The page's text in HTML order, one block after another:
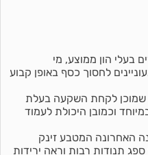
בעלי הון ממוצע, מי
לחסוך כסף באופן קבוע
שמוכן לקחת השקעה בעלת
וכמובן היכולת לעמוד
האחרונה המטבע זינק
ספג תנודות רבות וראה ירידות